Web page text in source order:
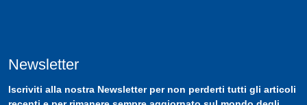
Newsletter
Iscriviti alla nostra Newsletterper non perderti tutti gli articoli